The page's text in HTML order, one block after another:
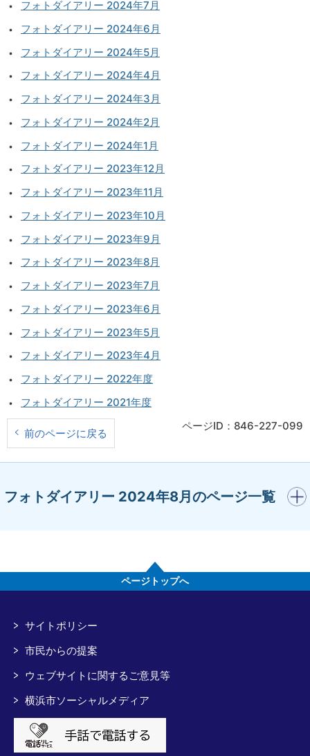
フォトダイアリー 2024年7月
フォトダイアリー 2024年6月
フォトダイアリー 2024年5月
フォトダイアリー 2024年4月
フォトダイアリー 2024年3月
フォトダイアリー 2024年2月
フォトダイアリー 2024年1月
フォトダイアリー 2023年12月
フォトダイアリー 2023年11月
フォトダイアリー 2023年10月
フォトダイアリー 2023年9月
フォトダイアリー 2023年8月
フォトダイアリー 2023年7月
フォトダイアリー 2023年6月
フォトダイアリー 2023年5月
フォトダイアリー 2023年4月
フォトダイアリー 2022年度
フォトダイアリー 2021年度
前のページに戻る
ページID：846-227-099
フォトダイアリー 2024年8月のページ一覧
開く
ページトップへ
サイトポリシー
市民からの提案
ウェブサイトに関するご意見等
横浜市ソーシャルメディア